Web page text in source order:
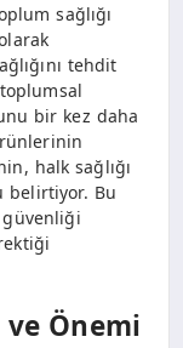
sağlığı
tehdit
bir kez daha
halk sağlığı
Bu
Önemi